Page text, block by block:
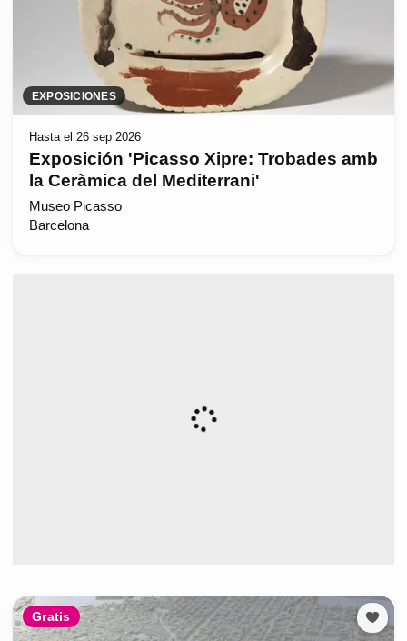
EXPOSICIONES
Hasta el 26 sep 2026
Exposición 'Picasso Xipre: Trobades amb
la Ceràmica del Mediterrani'
Museo Picasso
Barcelona
Gratis